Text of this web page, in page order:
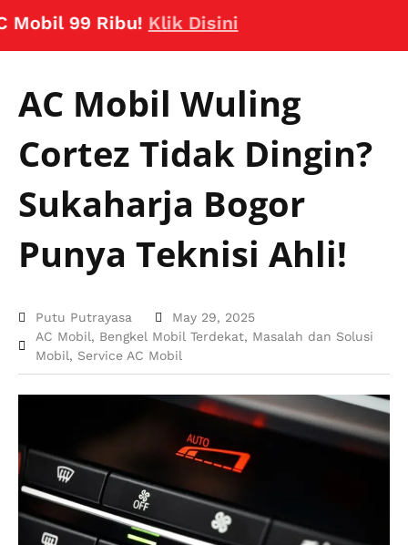
99 Ribu!Klik Disini
AC Mobil Wuling
Cortez Tidak Dingin?
Sukaharja Bogor
Punya Teknisi Ahli!
Putu Putrayasa
May 29, 2025
AC Mobil, Bengkel Mobil Terdekat, Masalah dan Solusi
Mobil, Service AC Mobil